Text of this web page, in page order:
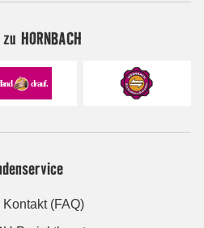
HORNBACH
Kontakt (FAQ)